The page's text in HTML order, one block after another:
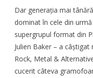
Dar generația mai
dominat în cele din
supergrupul format din
Julien Baker – a
Rock, Metal &
cucerit câteva